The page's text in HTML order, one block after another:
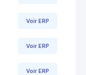
Voir ERP
Voir ERP
Voir ERP